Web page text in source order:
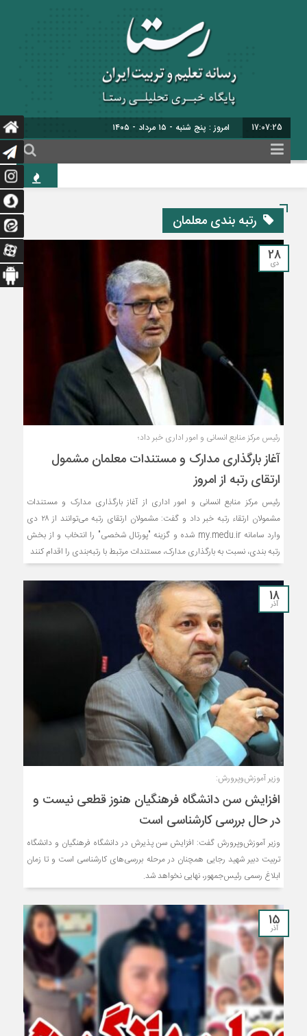
17:07:26 برابر
رتبه بندی معلمان
28
دی
رئیس مرکز منابع انسانی و امور اداری خبر داد؛
آغاز بارگذاری مدارک و مستندات معلمان مشمول
ارتقای رتبه از امروز
رئیس مرکز منابع انسانی و امور اداری از آغاز بارگذاری مدارک و مستندات
مشمولان ارتقاء رتبه خبر داد و گفت: مشمولان ارتقای رتبه می‌توانند از ۲۸ دی
وارد سامانه my.medu.ir شده و گزینه "پورتال شخصی" را انتخاب و از بخش
رتبه بندی، نسبت به بارگذاری مدارک، مستندات مرتبط با رتبه‌بندی را اقدام کنند
18
آذر
وزیر آموزش‌وپرورش:
افزایش سن دانشگاه فرهنگیان هنوز قطعی نیست و
در حال بررسی کارشناسی است
وزیر آموزش‌وپرورش گفت: افزایش سن پذیرش در دانشگاه فرهنگیان و دانشگاه
تربیت دبیر شهید رجایی همچنان در مرحله بررسی‌های کارشناسی است و تا زمان
ابلاغ رسمی رئیس‌جمهور، نهایی نخواهد شد.
15
آذر